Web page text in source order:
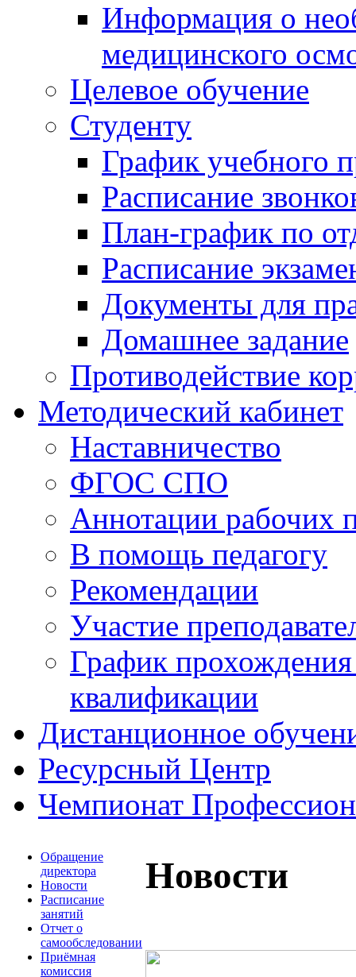
Информация о
медицинского
Целевое обучение
Студенту
График учебного
Расписание
План-график по
Расписание
Документы для
Домашнее задание
Противодействие
Методический кабинет
Наставничество
ФГОС СПО
Аннотации рабочих
В помощь педагогу
Рекомендации
Участие
График
квалификации
Дистанционное
Ресурсный Центр
Чемпионат
Обращение
директора
Новости
Расписание
занятий
Отчет о
самообследовании
Приёмная
комиссия
Новости